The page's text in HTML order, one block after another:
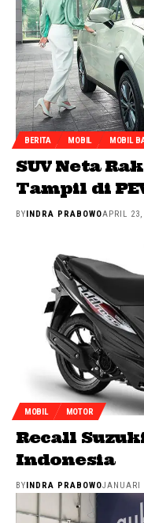
BERITA MOBIL MOBIL
SUV Neta
Tampil di
BY INDRA PRABOWOAPRIL
MOBIL MOTOR
Recall
Indonesia
BY INDRA PRABOWOJANUARI